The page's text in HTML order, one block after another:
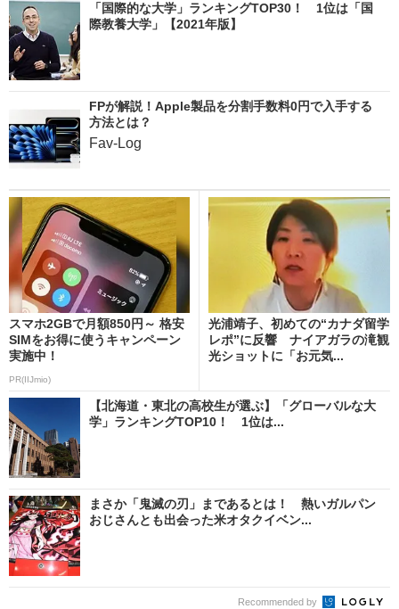
「国際的な大学」ランキングTOP30！ 1位は「国
際教養大学」【2021年版】
FPが解説！Apple製品を分割手数料0円で入手する
方法とは？
Fav-Log
スマホ2GBで月額850円～ 格安
SIMをお得に使うキャンペーン
実施中！
PR(IIJmio)
光浦靖子、初めての“カナダ留学
レポ”に反響 ナイアガラの滝観
光ショットに「お元気...
【北海道・東北の高校生が選ぶ】「グローバルな大
学」ランキングTOP10！ 1位は...
まさか「鬼滅の刃」まであるとは！ 熱いガルパン
おじさんとも出会った米オタクイベン...
Recommended by